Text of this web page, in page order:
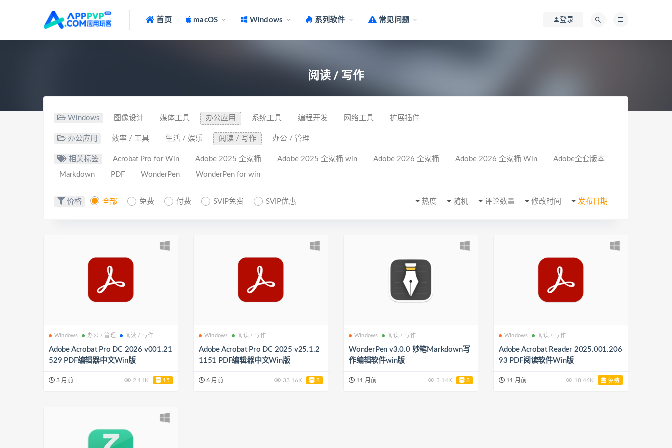
首页 macOS Windows 系列软件 常见问题 登录
阅读 / 写作
Windows 图像设计 媒体工具 办公应用 系统工具 编程开发 网络工具 扩展插件
办公应用 效率 / 工具 生活 / 娱乐 阅读 / 写作 办公 / 管理
相关标签 Acrobat Pro for Win Adobe 2025 全家桶 Adobe 2025 全家桶 win Adobe 2026 全家桶 Adobe 2026 全家桶 Win Adobe全套版本
Markdown PDF WonderPen WonderPen for win
价格 全部 免费 付费 SVIP免费 SVIP优惠 发布日期
修改时间
评论数量
随机
热度
Windows 办公 / 管理 阅读 / 写作
Adobe Acrobat Pro DC 2026 v001.21
529 PDF编辑器中文Win版
3 月前 2.11K 15
Windows 阅读 / 写作
Adobe Acrobat Pro DC 2025 v25.1.2
1151 PDF编辑器中文Win版
6 月前 33.16K 8
Windows 阅读 / 写作
WonderPen v3.0.0 妙笔Markdown写
作编辑软件win版
11 月前 3.14K 8
Windows 阅读 / 写作
Adobe Acrobat Reader 2025.001.206
93 PDF阅读软件Win版
11 月前 18.46K 免费